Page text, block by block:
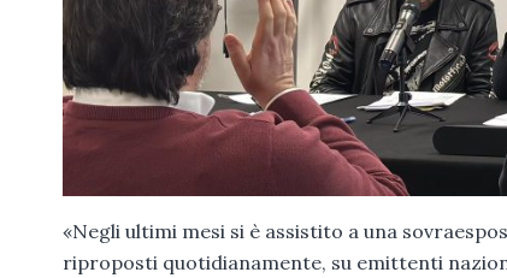
«Negli ultimi mesi si è assistito a una
riproposti quotidianamente, su emittenti